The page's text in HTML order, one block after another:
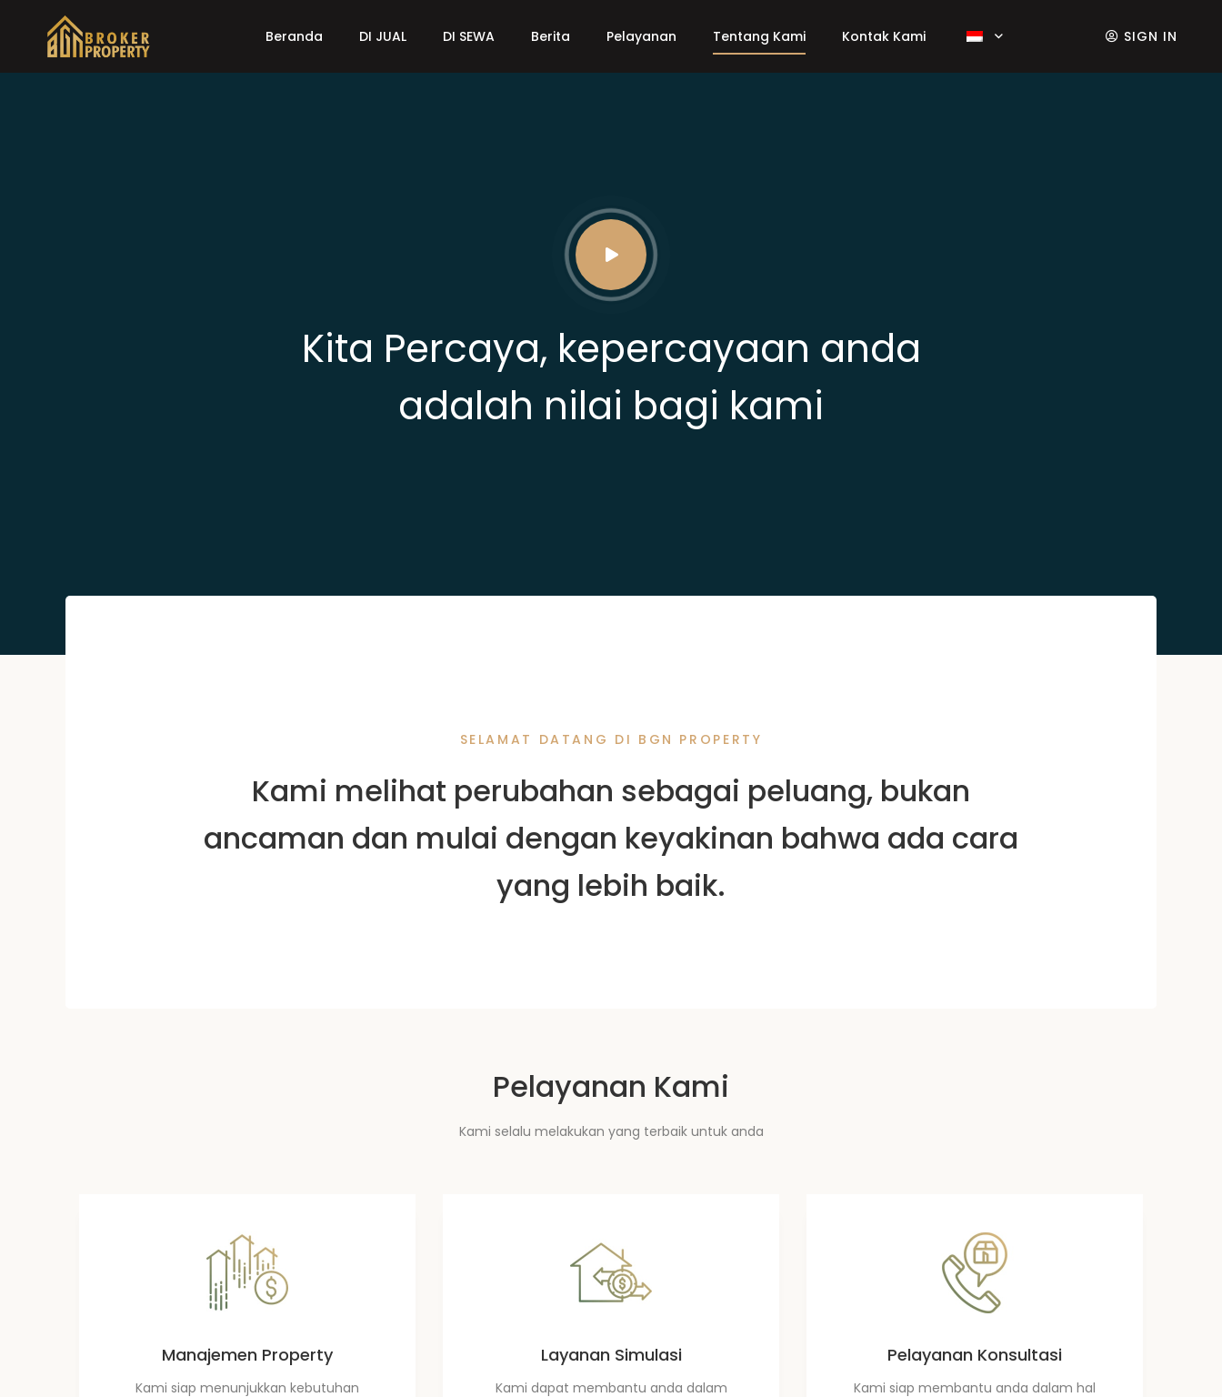
Beranda DI JUAL DI SEWA Berita Pelayanan Tentang Kami Kontak Kami SIGN IN
Kita Percaya, kepercayaan anda
adalah nilai bagi kami
SELAMAT DATANG DI BGN PROPERTY
Kami melihat perubahan sebagai peluang, bukan
ancaman dan mulai dengan keyakinan bahwa ada cara
yang lebih baik.
Pelayanan Kami
Kami selalu melakukan yang terbaik untuk anda
Manajemen Property
Kami siap menunjukkan kebutuhan
Layanan Simulasi
Kami dapat membantu anda dalam
Pelayanan Konsultasi
Kami siap membantu anda dalam hal